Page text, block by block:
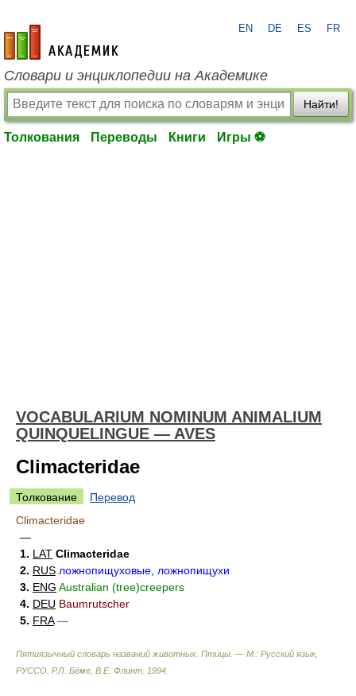
academic.ru
EN DE ES FR
Словари и энциклопедии на Академике
Найти!
Толкования Переводы Книги Игры ⚽
VOCABULARIUM NOMINUM ANIMALIUM
QUINQUELINGUE — AVES
Climacteridae
Толкование
Перевод
Climacteridae
—
1. LAT Climacteridae
2. RUS ложнопищуховые, ложнопищухи
3. ENG Australian (tree)creepers
4. DEU Baumrutscher
5. FRA —
Пятиязычный словарь названий животных. Птицы. — М.: Русский язык,
РУССО Р.Л. Бёме, В.Е. Флинт 1994